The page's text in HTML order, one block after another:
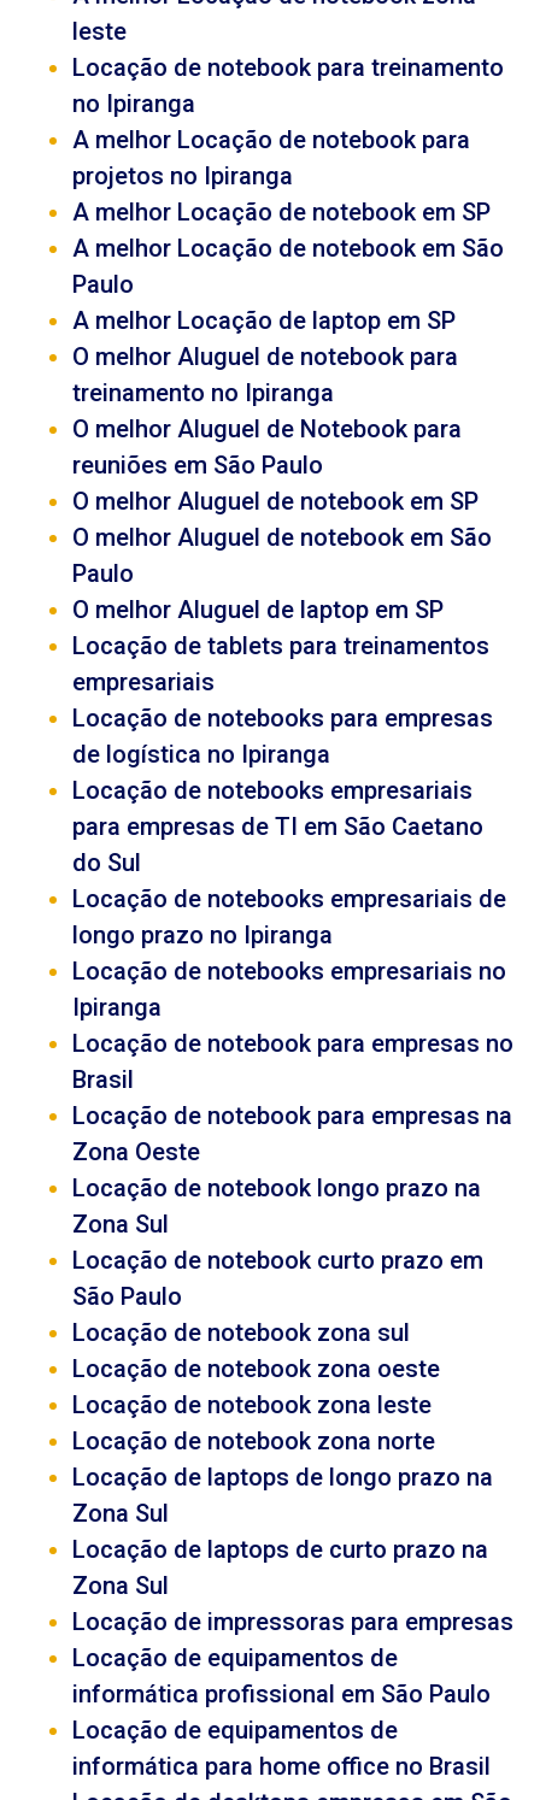
leste
Locação de notebook para treinamento
no Ipiranga
A melhor Locação de notebook para
projetos no Ipiranga
A melhor Locação de notebook em SP
A melhor Locação de notebook em São
Paulo
A melhor Locação de laptop em SP
O melhor Aluguel de notebook para
treinamento no Ipiranga
O melhor Aluguel de Notebook para
reuniões em São Paulo
O melhor Aluguel de notebook em SP
O melhor Aluguel de notebook em São
Paulo
O melhor Aluguel de laptop em SP
Locação de tablets para treinamentos
empresariais
Locação de notebooks para empresas
de logística no Ipiranga
Locação de notebooks empresariais
para empresas de TI em São Caetano
do Sul
Locação de notebooks empresariais de
longo prazo no Ipiranga
Locação de notebooks empresariais no
Ipiranga
Locação de notebook para empresas no
Brasil
Locação de notebook para empresas na
Zona Oeste
Locação de notebook longo prazo na
Zona Sul
Locação de notebook curto prazo em
São Paulo
Locação de notebook zona sul
Locação de notebook zona oeste
Locação de notebook zona leste
Locação de notebook zona norte
Locação de laptops de longo prazo na
Zona Sul
Locação de laptops de curto prazo na
Zona Sul
Locação de impressoras para empresas
Locação de equipamentos de
informática profissional em São Paulo
Locação de equipamentos de
informática para home office no Brasil